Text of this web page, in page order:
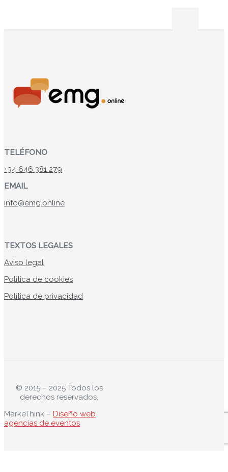
TELÉFONO
+34 646 381 279
EMAIL
info@emg.online
TEXTOS LEGALES
Aviso legal
Política de cookies
Política de privacidad
© 2015 – 2025 Todos los
derechos reservados.
MarkeThink – Diseño web
agencias de eventos